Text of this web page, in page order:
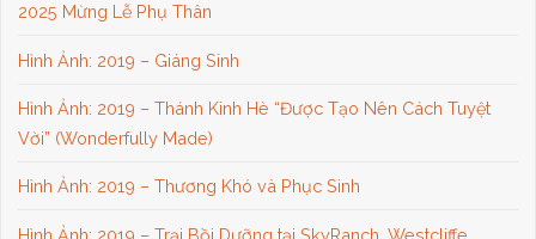
2025 Mừng Lễ Phụ Thân
Hình Ảnh: 2019 – Giáng Sinh
Hình Ảnh: 2019 – Thánh Kinh Hè “Được Tạo Nên Cách Tuyệt
Vời” (Wonderfully Made)
Hình Ảnh: 2019 – Thương Khó và Phục Sinh
Hình Ảnh: 2019 – Trại Bồi Dưỡng tại SkyRanch, Westcliffe,